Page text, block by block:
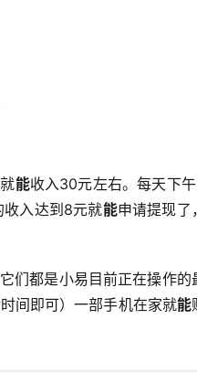
能收入30元左右。每天下
收入达到8元就能申请提现了
们都是小易目前正在操作的
间即可）一部手机在家就能